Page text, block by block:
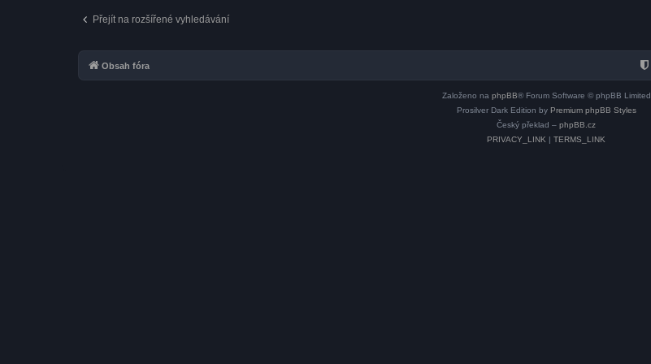
Přejít na rozšířené vyhledávání
Obsah fóra
Založeno na phpBB® Forum Software © phpBB Limited
Prosilver Dark Edition by Premium phpBB Styles
Český překlad – phpBB.cz
PRIVACY_LINK | TERMS_LINK